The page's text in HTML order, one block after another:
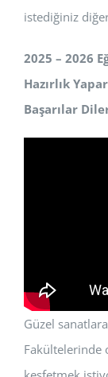
istediğiniz
2025 – 2026
Hazırlık
Başarılar
Güzel
Fakültelerinde